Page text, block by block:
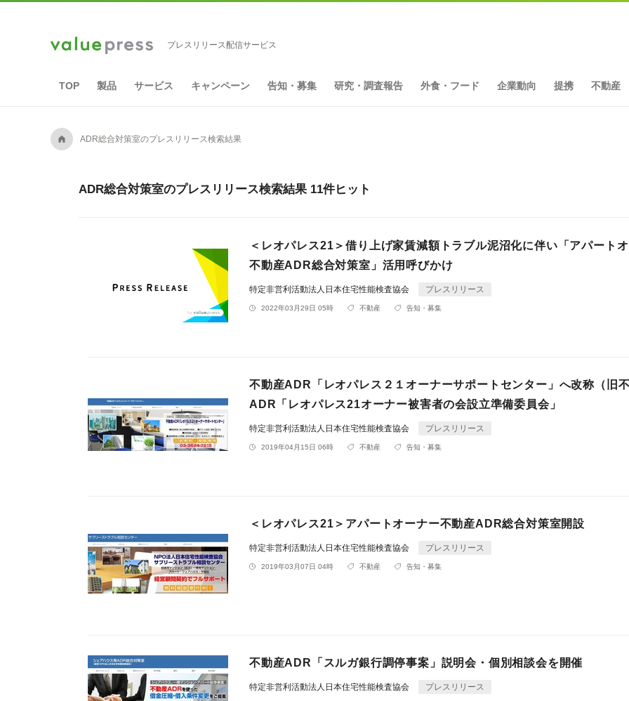
プレスリリース配信サービス
TOP 製品 サービス キャンペーン 告知・募集 研究・調査報告 外食・フード 企業動向 提携 不動産
A ADR総合対策室のプレスリリース検索結果
ADR総合対策室のプレスリリース検索結果 11件ヒット
＜レオパレス21＞借り上げ家賃減額トラブル泥沼化に伴い「アパート
不動産ADR総合対策室」活用呼びかけ
特定非営利活動法人日本住宅性能検査協会 プレスリリース
2022年03月29日 05時 不動産 告知・募集
不動産ADR「レオパレス２１オーナーサポートセンター」へ改称（旧
ADR「レオパレス21オーナー被害者の会設立準備委員会」
特定非営利活動法人日本住宅性能検査協会 プレスリリース
2019年04月15日 06時 不動産 告知・募集
＜レオパレス21＞アパートオーナー不動産ADR総合対策室開設
特定非営利活動法人日本住宅性能検査協会 プレスリリース
2019年03月07日 04時 不動産 告知・募集
不動産ADR「スルガ銀行調停事案」説明会・個別相談会を開催
特定非営利活動法人日本住宅性能検査協会 プレスリリース